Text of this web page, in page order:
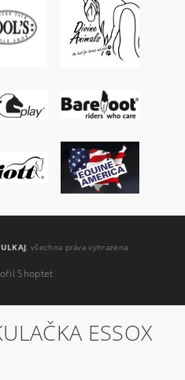
, všechna práva vyhrazena
Shoptet
ESSOX